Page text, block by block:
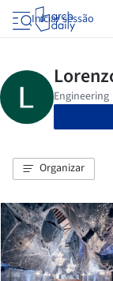
Iniciar sessão
Organizar